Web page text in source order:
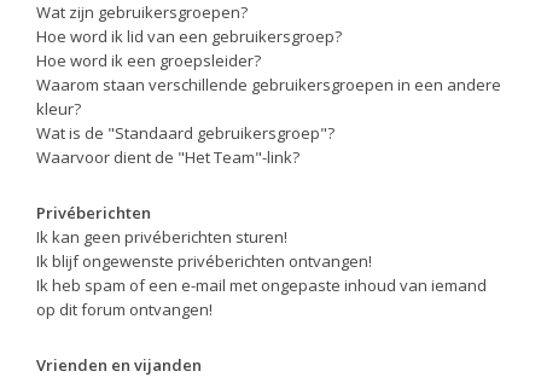
Wat zijn gebruikersgroepen?
Hoe word ik lid van een gebruikersgroep?
Hoe word ik een groepsleider?
Waarom staan verschillende gebruikersgroepen in een andere
kleur?
Wat is de "Standaard gebruikersgroep"?
Waarvoor dient de "Het Team"-link?
Privéberichten
Ik kan geen privéberichten sturen!
Ik blijf ongewenste privéberichten ontvangen!
Ik heb spam of een e-mail met ongepaste inhoud van iemand
op dit forum ontvangen!
Vrienden en vijanden